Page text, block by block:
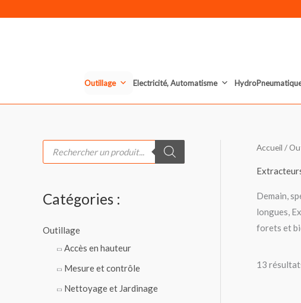
Outillage Electricité, Automatisme
R
c
c
h
e
Catégories :
Outillage
Accès en hauteur
Mesure et contrôle
Nettoyage et Jardinage
Accueil /
Demain,
longues,
forets et
13